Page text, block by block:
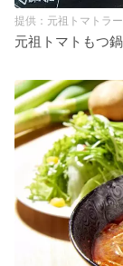
元祖トマトラ
元祖トマトもつ鍋